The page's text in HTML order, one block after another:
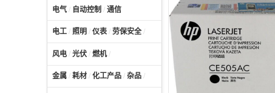
电气 / 自动控制 / 通信
电工 / 照明 / 仪表 / 劳保安全 /
风电 / 光伏 / 燃机/
金属 / 耗材 / 化工产品 / 杂品 /